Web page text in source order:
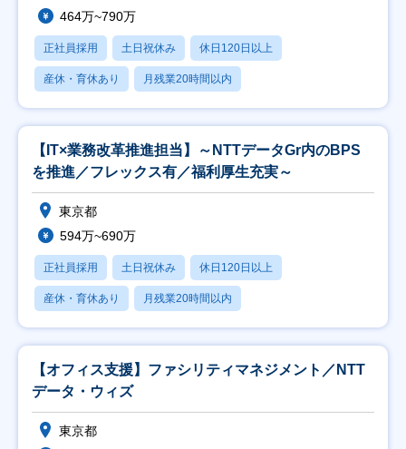
464万~790万
正社員採用 土日祝休み 休日120日以上
産休・育休あり 月残業20時間以内
【IT×業務改革推進担当】～NTTデータGr内のBPS
を推進／フレックス有／福利厚生充実～
東京都
594万~690万
正社員採用 土日祝休み 休日120日以上
産休・育休あり 月残業20時間以内
【オフィス支援】ファシリティマネジメント／NTT
データ・ウィズ
東京都